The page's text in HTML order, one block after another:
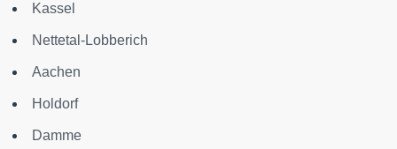
Kassel
Nettetal-Lobberich
Aachen
Holdorf
Damme